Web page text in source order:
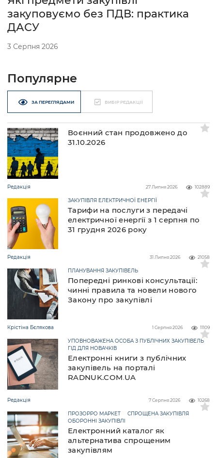
закуповуємо без ПДВ: практика
ДАСУ
3 Серпня 2026
Популярне
ЗА ПЕРЕГЛЯДАМИ ВИБІР РЕДАКЦІЇ
Воєнний стан продовжено до
31.10.2026
Редакція 102889
27 Липня 2026
Тарифи на послуги з передачі
електричної енергії з 1 серпня по
31 грудня 2026 року
ЗАКУПІВЛЯ ЕЛЕКТРИЧНОЇ ЕНЕРГІЇ
Редакція 21058
31 Липня 2026
Попередні ринкові консультації:
чинні правила та новели нового
Закону про закупівлі
ПЛАНУВАННЯ ЗАКУПІВЕЛЬ
Крістіна Бєлякова 11109
1 Серпня 2026
Електронні книги з публічних
закупівель на порталі
RADNUK.COM.UA
УПОВНОВАЖЕНА ОСОБА З ПУБЛІЧНИХ ЗАКУПІВЕЛЬ
ГІД ДЛЯ НОВАЧКІВ
Редакція 10268
7 Серпня 2026
Електронний каталог як
альтернатива спрощеним
закупівлям
ПРОЗОРРО МАРКЕТ
СПРОЩЕНА ЗАКУПІВЛЯ
ОБОРОННІ ЗАКУПІВЛІ